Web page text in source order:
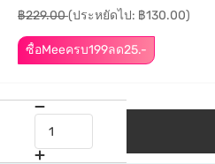
ซื้อMeeครบ199ลด25.-
฿229.00(ประหยัดไป: ฿130.00)